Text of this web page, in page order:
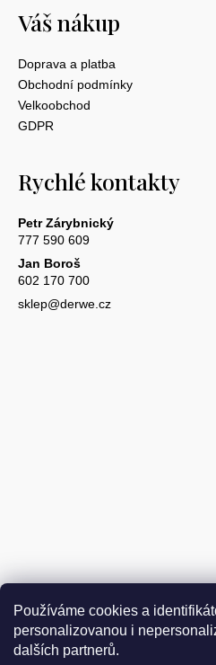
Používáme cookies a
personalizovanou i
dalších partnerů.
Váš nákup
Doprava a platba
Obchodní podmínky
Velkoobchod
GDPR
Rychlé kontakty
Petr Zárybnický
777 590 609
Jan Boroš
602 170 700
sklep@derwe.cz
Vytvořil Shoptet
Copyright 2026